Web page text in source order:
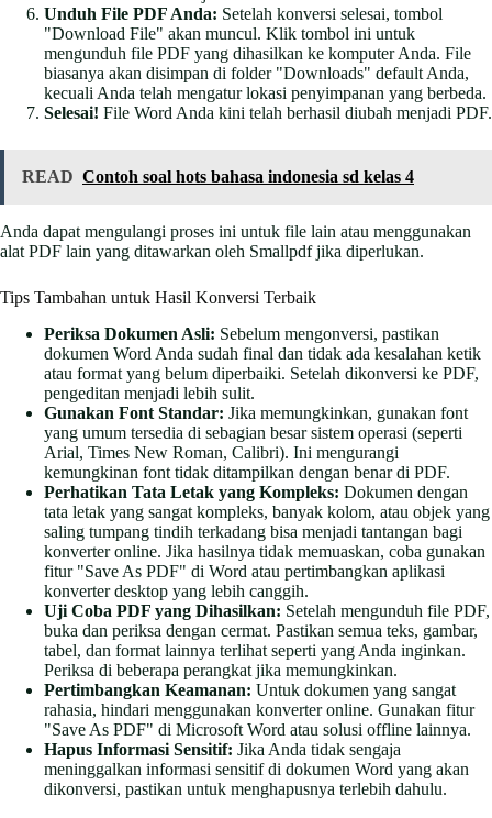
Unduh File PDF Anda: Setelah konversi selesai, tombol
"Download File" akan muncul. Klik tombol ini untuk
mengunduh file PDF yang dihasilkan ke komputer Anda. File
biasanya akan disimpan di folder "Downloads" default Anda,
kecuali Anda telah mengatur lokasi penyimpanan yang berbeda.
Selesai! File Word Anda kini telah berhasil diubah menjadi PDF.
READ Contoh soal hots bahasa indonesia sd kelas 4
Anda dapat mengulangi proses ini untuk file lain atau menggunakan
alat PDF lain yang ditawarkan oleh Smallpdf jika diperlukan.
Tips Tambahan untuk Hasil Konversi Terbaik
Periksa Dokumen Asli: Sebelum mengonversi, pastikan
dokumen Word Anda sudah final dan tidak ada kesalahan ketik
atau format yang belum diperbaiki. Setelah dikonversi ke PDF,
pengeditan menjadi lebih sulit.
Gunakan Font Standar: Jika memungkinkan, gunakan font
yang umum tersedia di sebagian besar sistem operasi (seperti
Arial, Times New Roman, Calibri). Ini mengurangi
kemungkinan font tidak ditampilkan dengan benar di PDF.
Perhatikan Tata Letak yang Kompleks: Dokumen dengan
tata letak yang sangat kompleks, banyak kolom, atau objek yang
saling tumpang tindih terkadang bisa menjadi tantangan bagi
konverter online. Jika hasilnya tidak memuaskan, coba gunakan
fitur "Save As PDF" di Word atau pertimbangkan aplikasi
konverter desktop yang lebih canggih.
Uji Coba PDF yang Dihasilkan: Setelah mengunduh file PDF,
buka dan periksa dengan cermat. Pastikan semua teks, gambar,
tabel, dan format lainnya terlihat seperti yang Anda inginkan.
Periksa di beberapa perangkat jika memungkinkan.
Pertimbangkan Keamanan: Untuk dokumen yang sangat
rahasia, hindari menggunakan konverter online. Gunakan fitur
"Save As PDF" di Microsoft Word atau solusi offline lainnya.
Hapus Informasi Sensitif: Jika Anda tidak sengaja
meninggalkan informasi sensitif di dokumen Word yang akan
dikonversi, pastikan untuk menghapusnya terlebih dahulu.